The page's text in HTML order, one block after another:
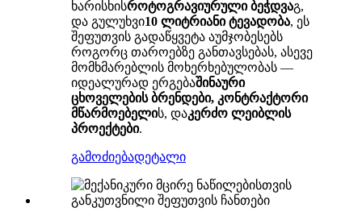
ხარისხისროტოგრავიურული ბეჭდვაგ,
და გულუხვი10 ლიტრიანი ტევადობა, ეს
შეფუთვის გადაწყვეტა აუმჯობესებს
როგორც თაროებზე განთავსებას, ასევე
მომხმარებლის მოხერხებულობას —
იდეალურად ერგებაშინაური
ცხოველების ბრენდები, კონტრაქტორი
მწარმოებელის, დაკერძო ლეიბლის
პროექტები.
გამოძიებადეტალი